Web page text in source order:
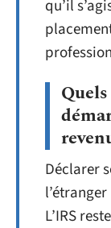
qu’il
Déclarer
L’IRS